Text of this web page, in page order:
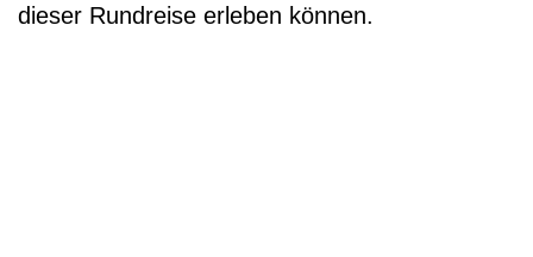
dieser Rundreise erleben können.